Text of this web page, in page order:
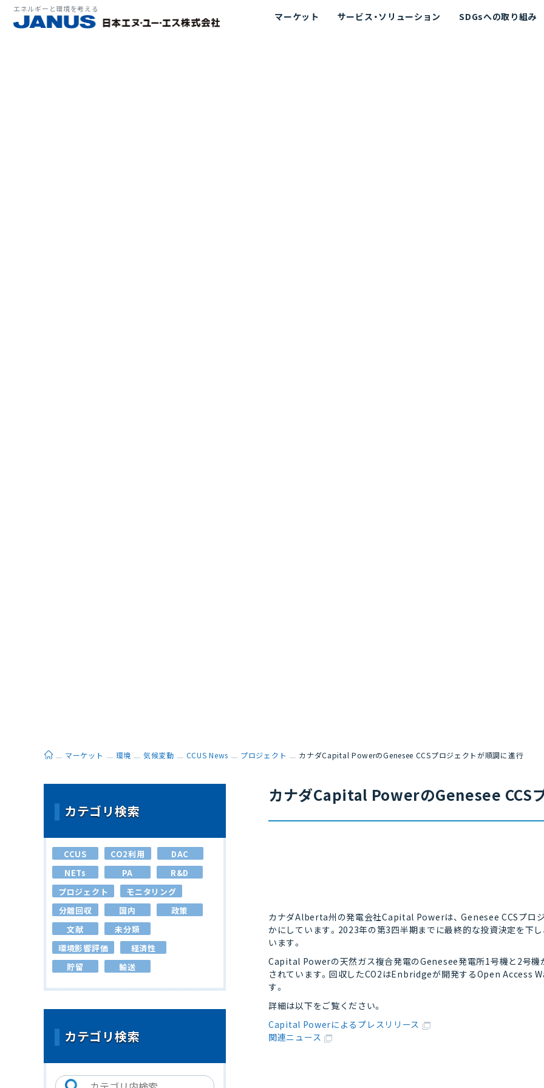
エネルギーと環境を考える
マーケット サービス・ソリューション SDGsへの取り組み
ホームマーケット 環境 気候変動 CCUS News プロジェクト カナダCapital PowerのGenesee CCSプロジェクトが順調に進行
カナダCapital PowerのGenesee CCS
カナダAlberta州の発電会社Capital Powerは、 Genesee CCSプロ
かにしています。2023年の第3四半期までに最終的な投資決定を下
います。
Capital Powerの天然ガス複合発電のGenesee発電所1号機と2号機
されています。回収したCO2はEnbridgeが開発するOpen Access
す。
詳細は以下をご覧ください。
Capital Powerによるプレスリリース
関連ニュース
カテゴリ検索
CCUS CO2利用
DAC
NETs
PA
R&D
プロジェクト
モニタリング
分離回収
国内
政策
文献
未分類
環境影響評価
経済性
貯留
輸送
カテゴリ検索